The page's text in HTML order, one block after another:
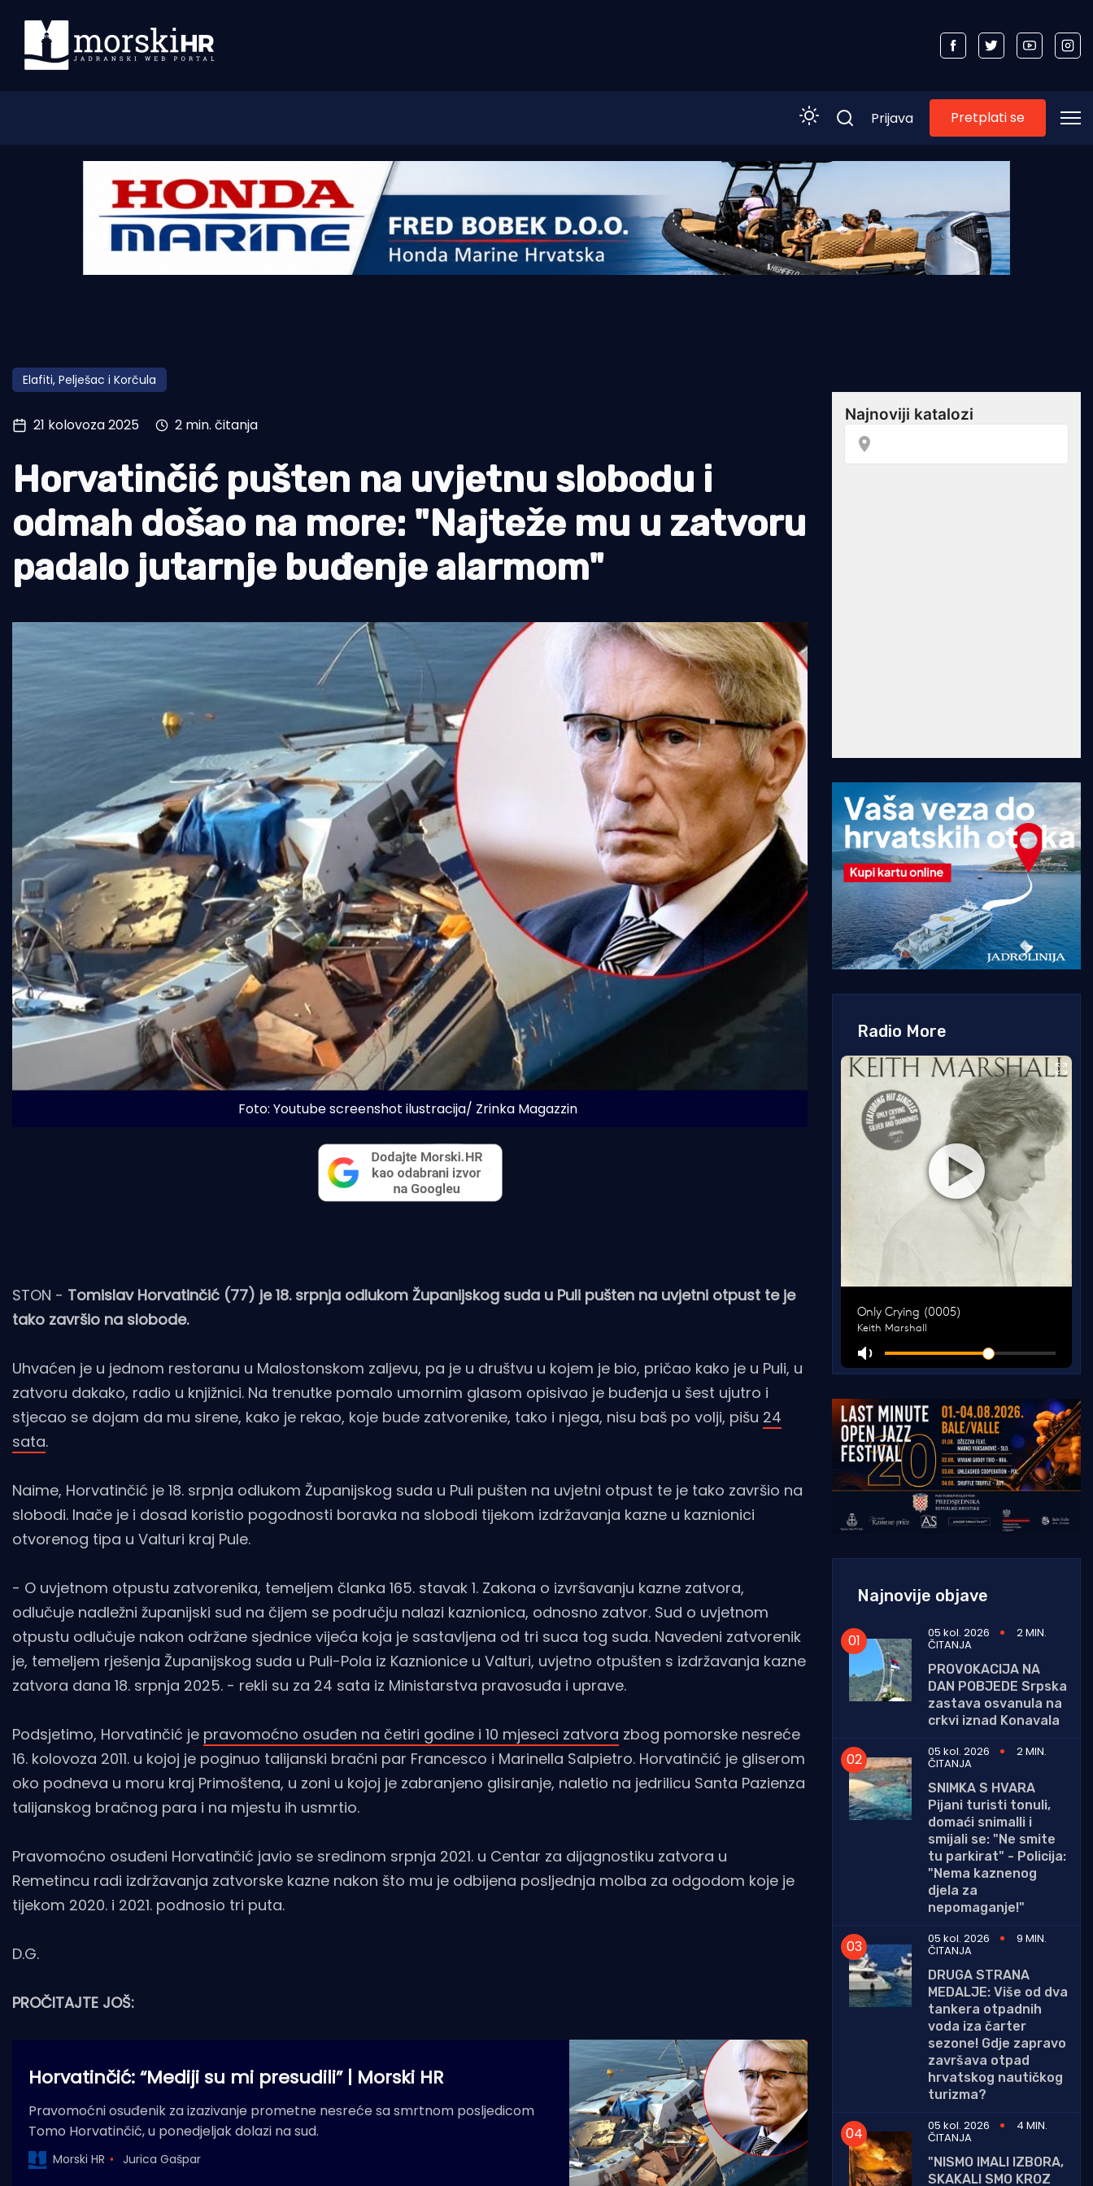
Morski plus
Pomorstvo
Ribolov
Tradicija i kultura
Prijava Pretplati se
Elafiti, Pelješac i Korčula
21 kolovoza 2025 2 min. čitanja
Horvatinčić pušten na uvjetnu slobodu i
odmah došao na more: "Najteže mu u zatvoru
padalo jutarnje buđenje alarmom"
Foto: Youtube screenshot ilustracija/ Zrinka Magazzin
STON - Tomislav Horvatinčić (77) je 18. srpnja odlukom Županijskog suda u Puli pušten na uvjetni otpust te je
tako završio na slobode.
Uhvaćen je u jednom restoranu u Malostonskom zaljevu, pa je u društvu u kojem je bio, pričao kako je u Puli, u
zatvoru dakako, radio u knjižnici. Na trenutke pomalo umornim glasom opisivao je buđenja u šest ujutro i
stjecao se dojam da mu sirene, kako je rekao, koje bude zatvorenike, tako i njega, nisu baš po volji, pišu 24
sata.
Naime, Horvatinčić je 18. srpnja odlukom Županijskog suda u Puli pušten na uvjetni otpust te je tako završio na
slobodi. Inače je i dosad koristio pogodnosti boravka na slobodi tijekom izdržavanja kazne u kaznionici
otvorenog tipa u Valturi kraj Pule.
- O uvjetnom otpustu zatvorenika, temeljem članka 165. stavak 1. Zakona o izvršavanju kazne zatvora,
odlučuje nadležni županijski sud na čijem se području nalazi kaznionica, odnosno zatvor. Sud o uvjetnom
otpustu odlučuje nakon održane sjednice vijeća koja je sastavljena od tri suca tog suda. Navedeni zatvorenik
je, temeljem rješenja Županijskog suda u Puli-Pola iz Kaznionice u Valturi, uvjetno otpušten s izdržavanja kazne
zatvora dana 18. srpnja 2025. - rekli su za 24 sata iz Ministarstva pravosuđa i uprave.
Podsjetimo, Horvatinčić je pravomoćno osuđen na četiri godine i 10 mjeseci zatvora zbog pomorske nesreće
16. kolovoza 2011. u kojoj je poginuo talijanski bračni par Francesco i Marinella Salpietro. Horvatinčić je gliserom
oko podneva u moru kraj Primoštena, u zoni u kojoj je zabranjeno glisiranje, naletio na jedrilicu Santa Pazienza
talijanskog bračnog para i na mjestu ih usmrtio.
Pravomoćno osuđeni Horvatinčić javio se sredinom srpnja 2021. u Centar za dijagnostiku zatvora u
Remetincu radi izdržavanja zatvorske kazne nakon što mu je odbijena posljednja molba za odgodom koje je
tijekom 2020. i 2021. podnosio tri puta.
D.G.
PROČITAJTE JOŠ:
Horvatinčić: “Mediji su mi presudili” | Morski HR
Pravomoćni osuđenik za izazivanje prometne nesreće sa smrtnom posljedicom
Tomo Horvatinčić, u ponedjeljak dolazi na sud.
Morski HR Jurica Gašpar
Radio More
Najnovije objave
05 kol. 2026 2 MIN.
ČITANJA
PROVOKACIJA NA
DAN POBJEDE Srpska
zastava osvanula na
crkvi iznad Konavala
05 kol. 2026
2 MIN.
ČITANJA
SNIMKA S HVARA
Pijani turisti tonuli,
domaći snimalli i
smijali se: "Ne smite
tu parkirat" - Policija:
"Nema kaznenog
djela za
nepomaganje!"
05 kol. 2026
9 MIN.
ČITANJA
DRUGA STRANA
MEDALJE: Više od dva
tankera otpadnih
voda iza čarter
sezone! Gdje zapravo
završava otpad
hrvatskog nautičkog
turizma?
05 kol. 2026
4 MIN.
ČITANJA
"NISMO IMALI IZBORA,
SKAKALI SMO KROZ